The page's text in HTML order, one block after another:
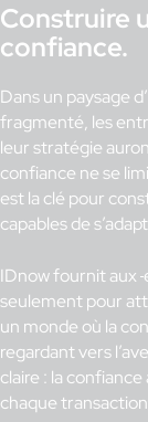
Construire
confiance.
Dans un paysage
fragmenté, les
leur stratégie
confiance ne se
est la clé pour
capables de
IDnow fournit aux
seulement pour
un monde où la
regardant vers
claire : la
chaque